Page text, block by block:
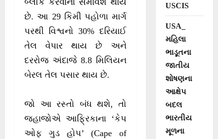
બ્લોક કરવાનો સમાવેશ થાય
છે. આ 29 કિમી પહોળા માર્ગ
પરથી વિશ્વનો 30% દરિયાઈ
તેલ વેપાર થાય છે અને
દરરોજ અંદાજે 8.8 મિલિયન
બેરલ તેલ પસાર થાય છે.
જો આ રસ્તો બંધ થશે, તો
જહાજોએ આફ્રિકાના ‘કેપ
ઓફ ગુડ હોપ’ (Cape of
USCIS
USA_
મહિલા
ભાડૂતના
જાતીય
શોષણના
આક્ષેપ
બદલ
ભારતીય
મૂળના